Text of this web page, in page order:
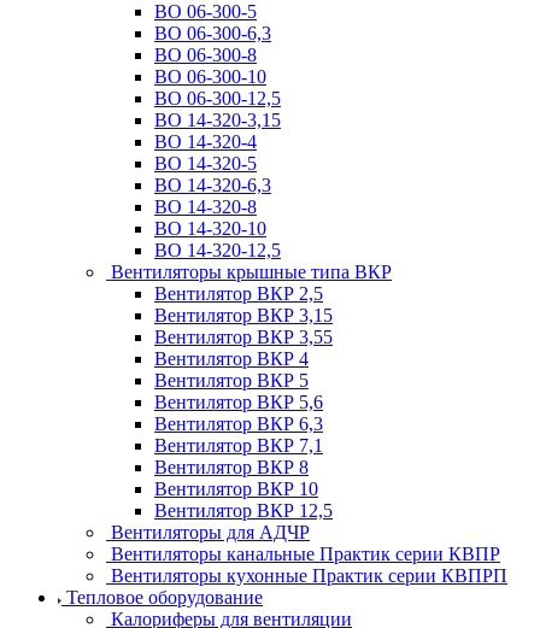
ВО 06-300-5
ВО 06-300-6,3
ВО 06-300-8
ВО 06-300-10
ВО 06-300-12,5
ВО 14-320-3,15
ВО 14-320-4
ВО 14-320-5
ВО 14-320-6,3
ВО 14-320-8
ВО 14-320-10
ВО 14-320-12,5
Вентиляторы крышные типа ВКР
Вентилятор ВКР 2,5
Вентилятор ВКР 3,15
Вентилятор ВКР 3,55
Вентилятор ВКР 4
Вентилятор ВКР 5
Вентилятор ВКР 5,6
Вентилятор ВКР 6,3
Вентилятор ВКР 7,1
Вентилятор ВКР 8
Вентилятор ВКР 10
Вентилятор ВКР 12,5
Вентиляторы для АДЧР
Вентиляторы канальные Практик серии КВПР
Вентиляторы кухонные Практик серии КВПРП
Тепловое оборудование
Калориферы для вентиляции